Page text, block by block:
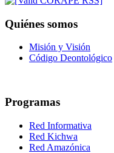
Quiénes somos
Misión y Visión
Código Deontológico
Programas
Red Informativa
Red Kichwa
Red Amazónica